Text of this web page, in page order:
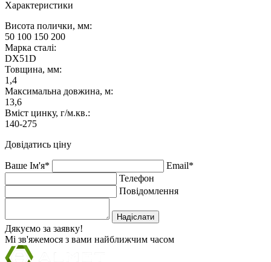
Характеристики
Висота полички, мм:
50 100 150 200
Марка сталі:
DX51D
Товщина, мм:
1,4
Максимальна довжина, м:
13,6
Вміст цинку, г/м.кв.:
140-275
Довідатись ціну
Ваше Ім'я*
Email*
Телефон
Повідомлення
Надіслати
Дякуємо за заявку!
Мі зв'яжемося з вами найближчим часом